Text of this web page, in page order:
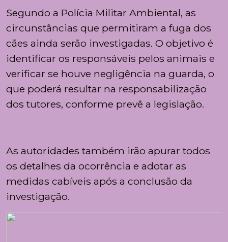
Segundo a Polícia Militar Ambiental, as
circunstâncias que permitiram a fuga dos
cães ainda serão investigadas. O objetivo é
identificar os responsáveis pelos animais e
verificar se houve negligência na guarda, o
que poderá resultar na responsabilização
dos tutores, conforme prevê a legislação.
As autoridades também irão apurar todos
os detalhes da ocorrência e adotar as
medidas cabíveis após a conclusão da
investigação.